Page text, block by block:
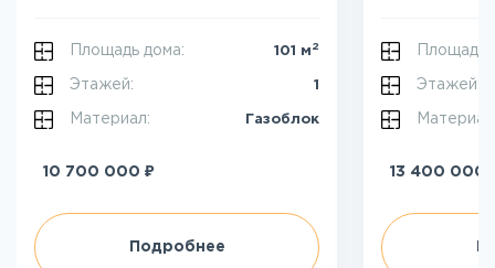
Площадь дома: 101 м 2
Этажей: 1
Материал: Газоблок
10 700 000 ₽
Подробнее
Площадь
Этажей:
13 400 000